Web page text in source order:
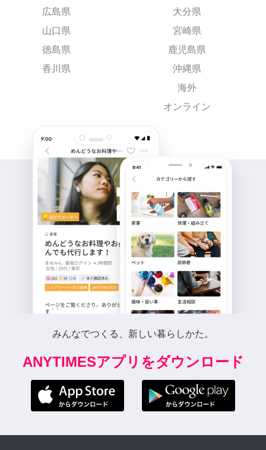
広島県
山口県
徳島県
香川県
大分県
宮崎県
鹿児島県
沖縄県
海外
オンライン
みんなでつくる、新しい暮らしかた。
ANYTIMESアプリをダウンロード